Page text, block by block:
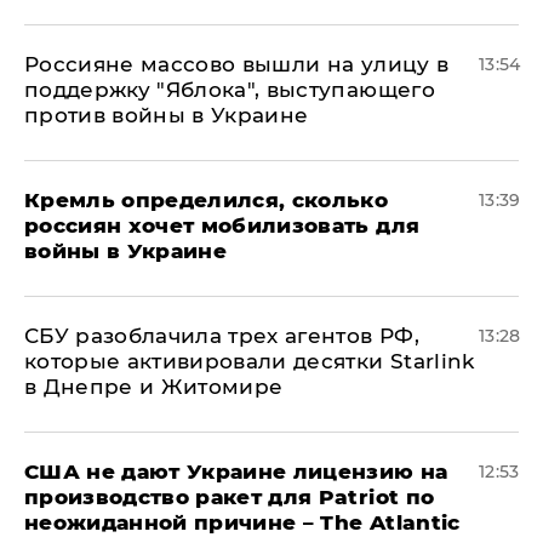
Россияне массово вышли на улицу в
поддержку "Яблока", выступающего
против войны в Украине
13:54
Кремль определился, сколько
россиян хочет мобилизовать для
войны в Украине
13:39
СБУ разоблачила трех агентов РФ,
которые активировали десятки Starlink
в Днепре и Житомире
13:28
США не дают Украине лицензию на
производство ракет для Patriot по
неожиданной причине – The Atlantic
12:53